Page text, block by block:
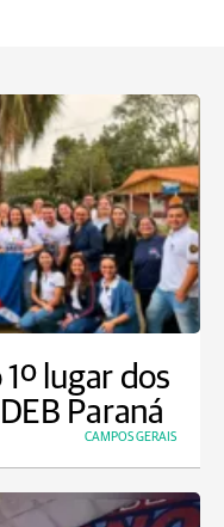
lugar dos
Paraná
CAMPOS GERAIS